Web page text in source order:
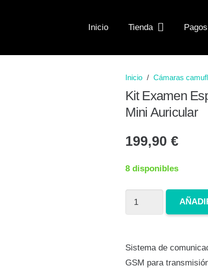
Inicio Tienda
Inicio / Cámaras
Kit Examen
Mini Auricular
199,90 €
8 disponibles
Sistema de
GSM para